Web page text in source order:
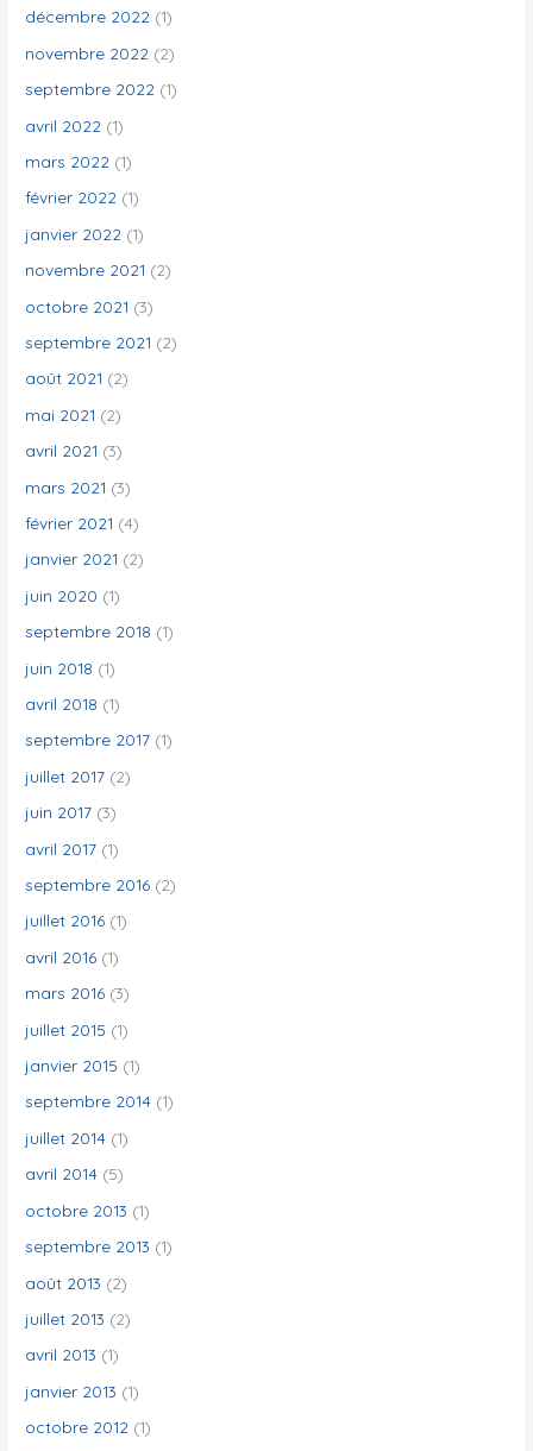
décembre 2022 (1)
novembre 2022 (2)
septembre 2022 (1)
avril 2022 (1)
mars 2022 (1)
février 2022 (1)
janvier 2022 (1)
novembre 2021 (2)
octobre 2021 (3)
septembre 2021 (2)
août 2021 (2)
mai 2021 (2)
avril 2021 (3)
mars 2021 (3)
février 2021 (4)
janvier 2021 (2)
juin 2020 (1)
septembre 2018 (1)
juin 2018 (1)
avril 2018 (1)
septembre 2017 (1)
juillet 2017 (2)
juin 2017 (3)
avril 2017 (1)
septembre 2016 (2)
juillet 2016 (1)
avril 2016 (1)
mars 2016 (3)
juillet 2015 (1)
janvier 2015 (1)
septembre 2014 (1)
juillet 2014 (1)
avril 2014 (5)
octobre 2013 (1)
septembre 2013 (1)
août 2013 (2)
juillet 2013 (2)
avril 2013 (1)
janvier 2013 (1)
octobre 2012 (1)